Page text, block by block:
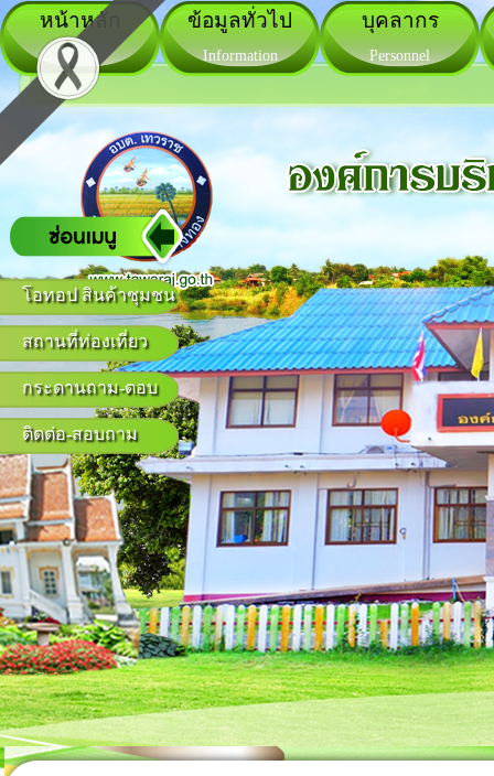
โอทอป สินค้าชุมชน
สถานที่ท่องเที่ยว
กระดานถาม-ตอบ
ติดต่อ-สอบถาม
หน้าหลัก
Home
ข้อมูลทั่วไป
Information
บุคลากร
Personnel